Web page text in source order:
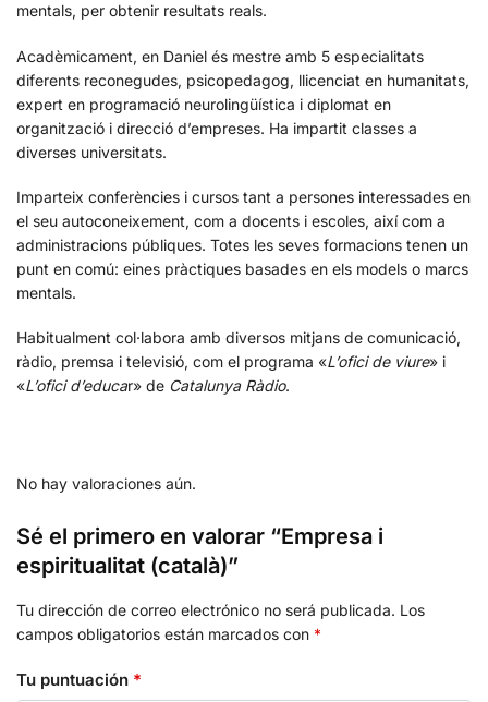
mentals, per obtenir resultats reals.
Acadèmicament, en Daniel és mestre amb 5 especialitats
diferents reconegudes, psicopedagog, llicenciat en humanitats,
expert en programació neurolingüística i diplomat en
organització i direcció d’empreses. Ha impartit classes a
diverses universitats.
Imparteix conferències i cursos tant a persones interessades en
el seu autoconeixement, com a docents i escoles, així com a
administracions públiques. Totes les seves formacions tenen un
punt en comú: eines pràctiques basades en els models o marcs
mentals.
Habitualment col·labora amb diversos mitjans de comunicació,
ràdio, premsa i televisió, com el programa «L’ofici de viure» i
«L’ofici d’educar» de Catalunya Ràdio.
No hay valoraciones aún.
Sé el primero en valorar “Empresa i
espiritualitat (català)”
Tu dirección de correo electrónico no será publicada. Los
campos obligatorios están marcados con *
Tu puntuación *